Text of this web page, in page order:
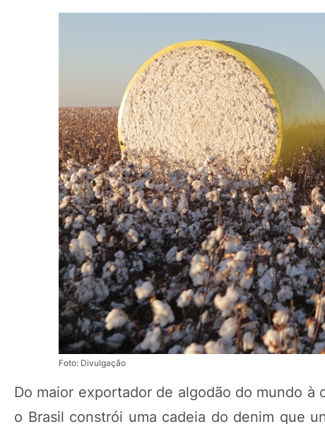
Foto: Divulgação
Do maior exportador de algodão do mundo à
o Brasil constrói uma cadeia do denim que